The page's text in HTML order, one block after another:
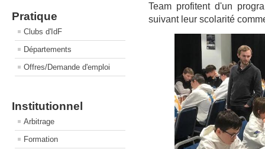
Pratique
Clubs d'IdF
Départements
Offres/Demande d'emploi
Institutionnel
Arbitrage
Formation
Team profitent d'un
suivant leur scolarité